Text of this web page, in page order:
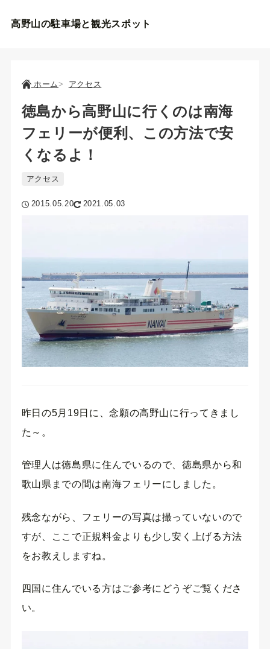
高野山の駐車場と観光スポット
ホーム アクセス
徳島から高野山に行くのは南海
フェリーが便利、この方法で安
くなるよ！
アクセス
2015.05.20 2021.05.03
昨日の5月19日に、念願の高野山に行ってきまし
た～。
管理人は徳島県に住んでいるので、徳島県から和
歌山県までの間は南海フェリーにしました。
残念ながら、フェリーの写真は撮っていないので
すが、ここで正規料金よりも少し安く上げる方法
をお教えしますね。
四国に住んでいる方はご参考にどうぞご覧くださ
い。